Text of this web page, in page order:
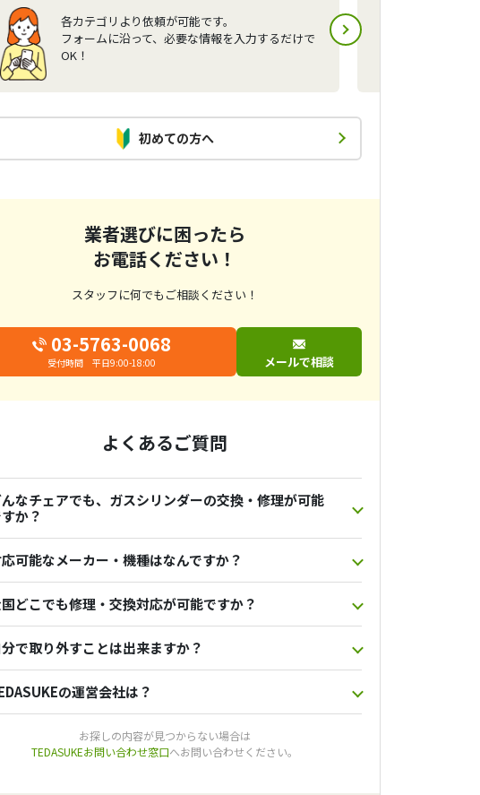
各カテゴリより依頼が可能です。
フォームに沿って、必要な情報を入力するだけで
OK！
初めての方へ
業者選びに困ったら
お電話ください！
スタッフに何でもご相談ください！
03-5763-0068
受付時間 平日9:00-18:00 メールで相談
よくあるご質問
なチェアでも、ガスシリンダーの交換・修理が可能
か？
可能なメーカー・機種はなんですか？
どこでも修理・交換対応が可能ですか？
で取り外すことは出来ますか？
の運営会社は？
お探しの内容が見つからない場合は
TEDASUKEお問い合わせ窓口へお問い合わせください。